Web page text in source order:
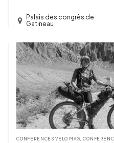
Palais des congrès de
Gatineau
TERMINÉ
CONFÉRENCES VÉLO MAG ,